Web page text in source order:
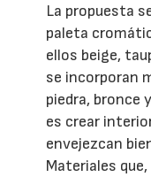
La propuesta
paleta
ellos beige,
se incorporan
piedra, bronce
es crear
envejezcan
Materiales